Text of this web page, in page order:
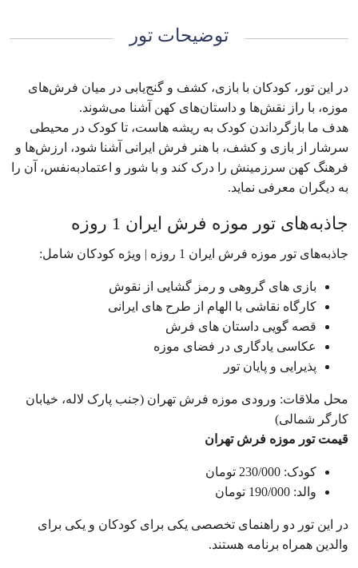
توضیحات تور
در این تور، کودکان با بازی، کشف و گنج‌یابی در میان فرش‌های
موزه، با راز نقش‌ها و داستان‌های کهن آشنا می‌شوند.
هدف ما بازگرداندن کودک به ریشه هاست، تا کودک در محیطی
سرشار از بازی و کشف، با هنر فرش ایرانی آشنا شود، ارزش‌ها و
فرهنگ کهن سرزمینش را درک کند و با شور و اعتماد‌به‌نفس، آن را
به دیگران معرفی نماید.
جاذبه‌های تور موزه فرش ایران 1 روزه
جاذبه‌های تور موزه فرش ایران 1 روزه | ویژه کودکان شامل:
بازی های گروهی و رمز گشایی از نقوش
کارگاه نقاشی با الهام از طرح های ایرانی
قصه گویی داستان های فرش
عکاسی یادگاری در فضای موزه
پذیرایی و پایان تور
محل ملاقات: ورودی موزه فرش تهران (جنب پارک لاله، خیابان
کارگر شمالی)
قیمت تور موزه فرش تهران
کودک: 230/000 تومان
والد: 190/000 تومان
در این تور دو راهنمای تخصصی یکی برای کودکان و یکی برای
والدین همراه برنامه هستند.